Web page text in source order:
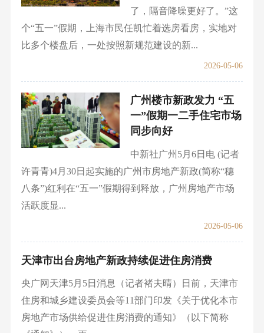
了，隔音降噪更好了。”这
个“五一”假期，上海市民任凯忙着选房看房，实地对
比多个楼盘后，一处按照新规范建设的新...
2026-05-06
广州楼市新政发力 “五
一”假期一二手住宅市场
同步向好
中新社广州5月6日电 (记者
许青青)4月30日起实施的广州市房地产新政(简称“穗
八条”)红利在“五一”假期得到释放，广州房地产市场
活跃度显...
2026-05-06
天津市出台房地产新政持续促进住房消费
央广网天津5月5日消息（记者褚夫晴）日前，天津市
住房和城乡建设委员会等11部门印发《关于优化本市
房地产市场供给促进住房消费的通知》（以下简称